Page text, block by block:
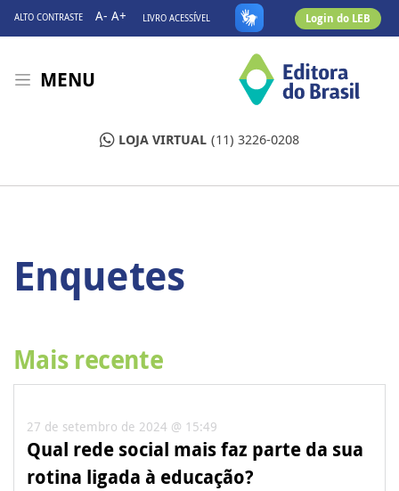
ALTO CONTRASTE A- A+ LIVRO ACESSÍVEL Login do LEB
MENU
LOJA VIRTUAL (11) 3226-0208
Enquetes
Mais recente
27 de setembro de 2024 @ 15:49
Qual rede social mais faz parte da sua
rotina ligada à educação?